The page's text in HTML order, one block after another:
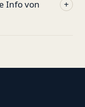
Info von
+